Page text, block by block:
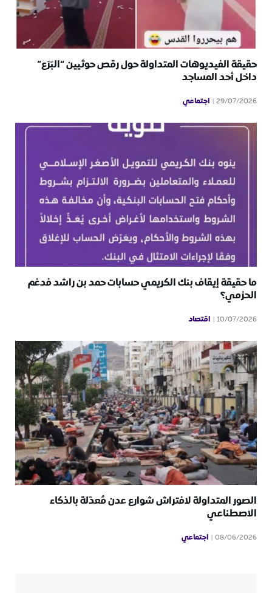
حقيقة الفيديوهات المتداولة حول رقص حوثيين “البَرَع”
داخل أحد المساجد
29/07/2026 اجتماعي
ما حقيقة إيقاف بنك الكريمي حسابات حمد بن راشد فدغم
الحزمي؟
10/07/2026 اقتصاد
الصور المتداولة لافتراش شوارع عدن مُعدّلة بالذكاء
الاصطناعي
08/06/2026 اجتماعي